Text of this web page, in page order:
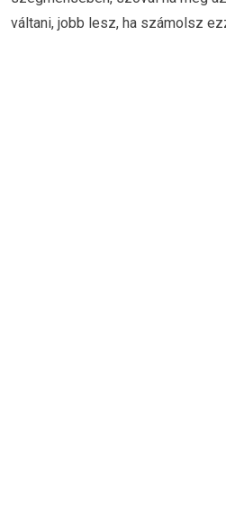
váltani, jobb lesz, ha számolsz